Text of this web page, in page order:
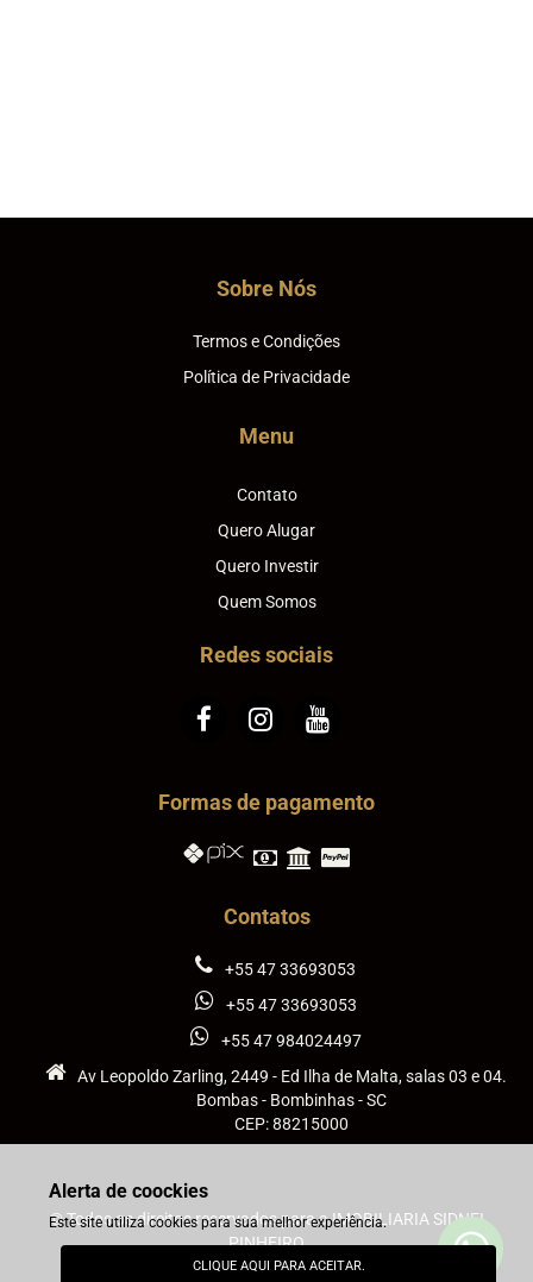
Sobre Nós
Termos e Condições
Política de Privacidade
Menu
Contato
Quero Alugar
Quero Investir
Quem Somos
Redes sociais
Formas de pagamento
Contatos
+55 47 33693053
+55 47 33693053
+55 47 984024497
Av Leopoldo Zarling, 2449 - Ed Ilha de Malta, salas 03 e 04.
Bombas - Bombinhas - SC
CEP: 88215000
© Todos os direitos reservados para a IMOBILIARIA SIDNEI
PINHEIRO
powered bystays.net
Alerta de coockies
Este site utiliza cookies para sua melhor experiência.
CLIQUE AQUI PARA ACEITAR.